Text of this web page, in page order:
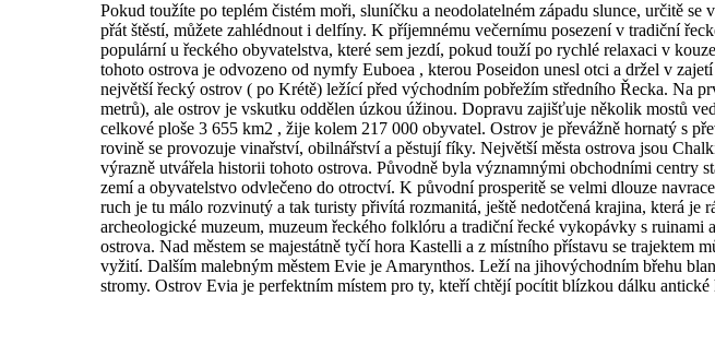
Pokud toužíte po teplém čistém moři, sluníčku a neodolatelném západu slunce, určitě
přát štěstí, můžete zahlédnout i delfíny. K příjemnému večernímu posezení v tradiční
populární u řeckého obyvatelstva, které sem jezdí, pokud touží po rychlé relaxaci v
tohoto ostrova je odvozeno od nymfy Euboea , kterou Poseidon unesl otci a držel v
největší řecký ostrov ( po Krétě) ležící před východním pobřežím středního Řecka. Na
metrů), ale ostrov je vskutku oddělen úzkou úžinou. Dopravu zajišťuje několik mostů
celkové ploše 3 655 km2 , žije kolem 217 000 obyvatel. Ostrov je převážně hornatý s
rovině se provozuje vinařství, obilnářství a pěstují fíky. Největší města ostrova jsou
výrazně utvářela historii tohoto ostrova. Původně byla významnými obchodními centry
zemí a obyvatelstvo odvlečeno do otroctví. K původní prosperitě se velmi dlouze
ruch je tu málo rozvinutý a tak turisty přivítá rozmanitá, ještě nedotčená krajina, která
archeologické muzeum, muzeum řeckého folklóru a tradiční řecké vykopávky s
ostrova. Nad městem se majestátně tyčí hora Kastelli a z místního přístavu se
vyžití. Dalším malebným městem Evie je Amarynthos. Leží na jihovýchodním břehu
stromy. Ostrov Evia je perfektním místem pro ty, kteří chtějí pocítit blízkou dálku